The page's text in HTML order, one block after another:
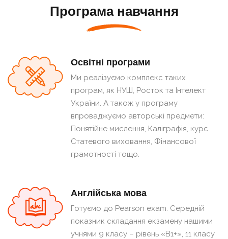
Програма навчання
Освітні програми
Ми реалізуємо комплекс таких
програм, як НУШ, Росток та Інтелект
України. А також у програму
впроваджуємо авторські предмети:
Понятійне мислення, Каліграфія, курс
Статевого виховання, Фінансової
грамотності тощо.
Англійська мова
Готуємо до Pearson exam. Середній
показник складання екзамену нашими
учнями 9 класу – рівень «B1+», 11 класу